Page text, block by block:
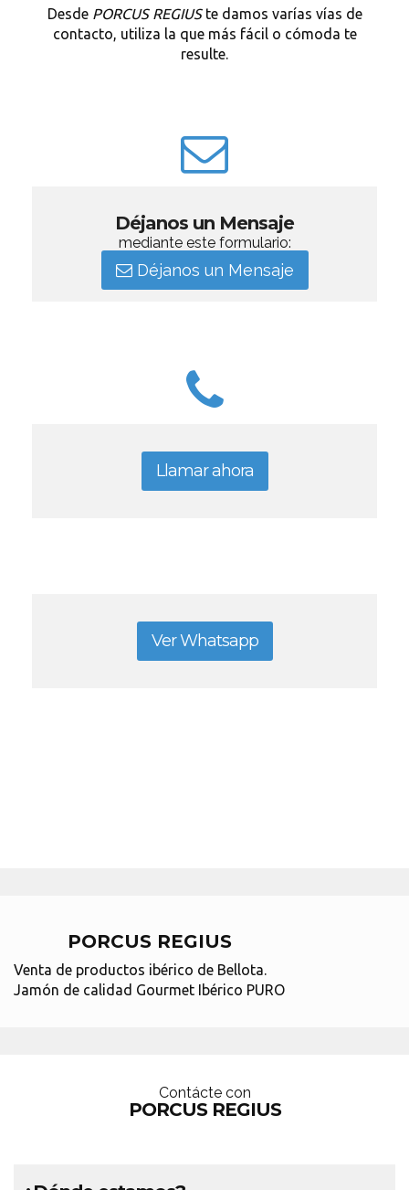
Desde PORCUS REGIUSte damos varías vías de
contacto, utiliza la que más fácil o cómoda te
resulte.
Déjanos un Mensaje
mediante este formulario:
Déjanos un Mensaje
Llamar ahora
Ver Whatsapp
PORCUS REGIUS
Venta de productos ibérico de Bellota.
Jamón de calidad Gourmet Ibérico PURO
Contácte con
PORCUS REGIUS